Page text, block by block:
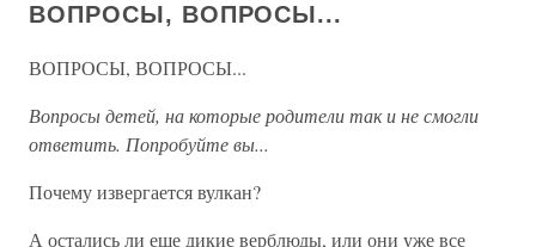
ВОПРОСЫ, ВОПРОСЫ...
ВОПРОСЫ, ВОПРОСЫ...
Вопросы детей, на которые родители так и не смогли
ответить. Попробуйте вы...
Почему извергается вулкан?
А остались ли еще дикие верблюды, или они уже все